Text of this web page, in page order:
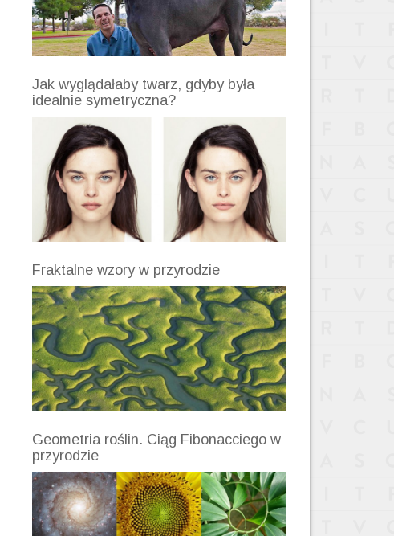
Jak wyglądałaby twarz, gdyby była
idealnie symetryczna?
Fraktalne wzory w przyrodzie
Geometria roślin. Ciąg Fibonacciego w
przyrodzie